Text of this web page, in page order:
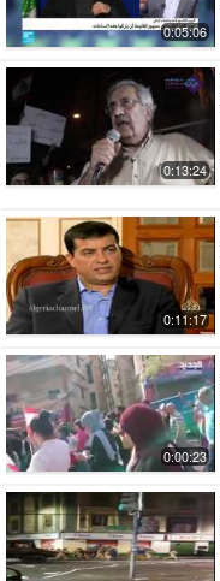
0:05:06
0:13:24
0:11:17
0:00:23